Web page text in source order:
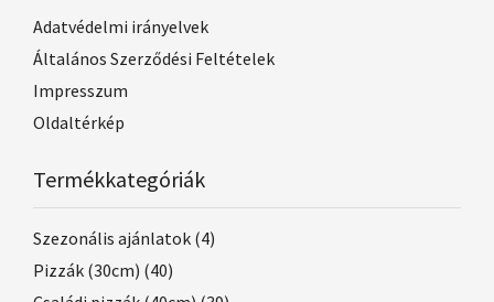
Adatvédelmi irányelvek
Általános Szerződési Feltételek
Impresszum
Oldaltérkép
Termékkategóriák
Szezonális ajánlatok (4)
Pizzák (30cm) (40)